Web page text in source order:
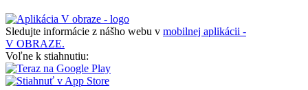
Sledujte informácie z nášho webu v mobilnej aplikácii -
V OBRAZE.
Voľne k stiahnutiu: